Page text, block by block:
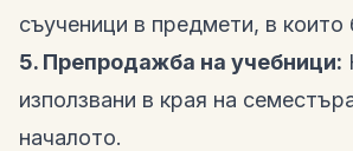
съученици в предмети, в които
5. Препродажба на учебници:
използвани в края на
началото.